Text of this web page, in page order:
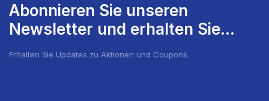
Abonnieren Sie unseren
Newsletter und erhalten Sie...
Erhalten Sie Updates zu Aktionen und Coupons